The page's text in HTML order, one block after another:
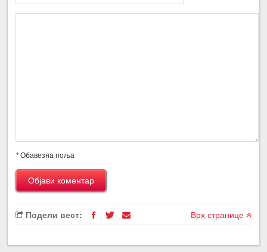
*Обавезна поља
Подели вест: Врх странице